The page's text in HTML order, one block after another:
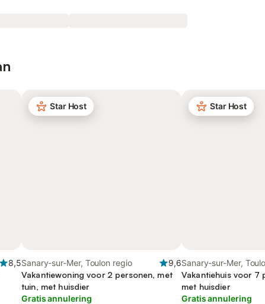
8,5
Star Host
Sanary-sur-Mer, Toulon regio
9,6
Vakantiewoning voor 2 personen, met
tuin, met huisdier
Gratis annulering
Star Host
Sanary-sur-Mer,
Vakantiehuis voor 7
met huisdier
Gratis annulering